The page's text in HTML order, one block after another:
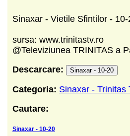
Sinaxar - Vietile Sfintilor - 10-
sursa: www.trinitastv.ro
@Televiziunea TRINITAS a
Descarcare:
Sinaxar - 10-20
Categoria: Sinaxar - Trinitas
Cautare:
Sinaxar - 10-20